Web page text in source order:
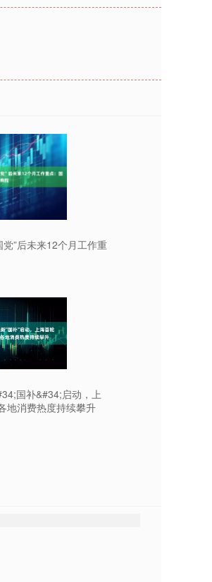
”后未来12个月工作重
国补&#34;启动，上
地消费热度持续攀升